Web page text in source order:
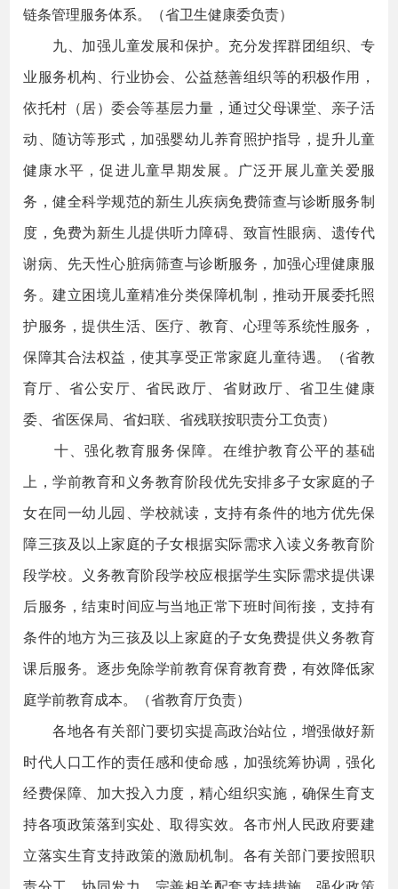
链条管理服务体系。（省卫生健康委负责）
九、加强儿童发展和保护。充分发挥群团组织、专
业服务机构、行业协会、公益慈善组织等的积极作用，
依托村（居）委会等基层力量，通过父母课堂、亲子活
动、随访等形式，加强婴幼儿养育照护指导，提升儿童
健康水平，促进儿童早期发展。广泛开展儿童关爱服
务，健全科学规范的新生儿疾病免费筛查与诊断服务制
度，免费为新生儿提供听力障碍、致盲性眼病、遗传代
谢病、先天性心脏病筛查与诊断服务，加强心理健康服
务。建立困境儿童精准分类保障机制，推动开展委托照
护服务，提供生活、医疗、教育、心理等系统性服务，
保障其合法权益，使其享受正常家庭儿童待遇。（省教
育厅、省公安厅、省民政厅、省财政厅、省卫生健康
委、省医保局、省妇联、省残联按职责分工负责）
十、强化教育服务保障。在维护教育公平的基础
上，学前教育和义务教育阶段优先安排多子女家庭的子
女在同一幼儿园、学校就读，支持有条件的地方优先保
障三孩及以上家庭的子女根据实际需求入读义务教育阶
段学校。义务教育阶段学校应根据学生实际需求提供课
后服务，结束时间应与当地正常下班时间衔接，支持有
条件的地方为三孩及以上家庭的子女免费提供义务教育
课后服务。逐步免除学前教育保育教育费，有效降低家
庭学前教育成本。（省教育厅负责）
各地各有关部门要切实提高政治站位，增强做好新
时代人口工作的责任感和使命感，加强统筹协调，强化
经费保障、加大投入力度，精心组织实施，确保生育支
持各项政策落到实处、取得实效。各市州人民政府要建
立落实生育支持政策的激励机制。各有关部门要按照职